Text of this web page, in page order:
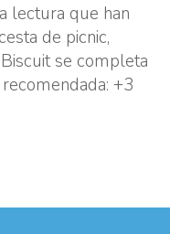
lectura que han
de picnic,
se completa
+3